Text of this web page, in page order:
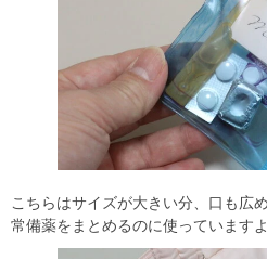
こちらはサイズが大きい分、口も広
常備薬をまとめるのに使っていますよ